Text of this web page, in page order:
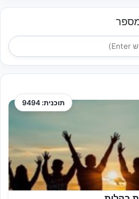
מספר
תוכנית: 9494